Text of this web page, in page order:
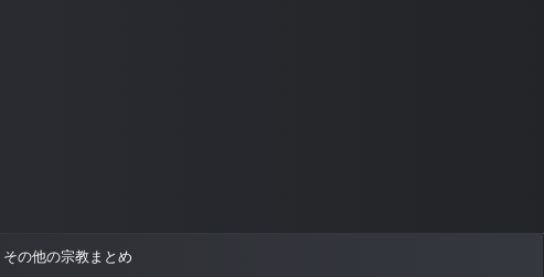
その他の宗教まとめ